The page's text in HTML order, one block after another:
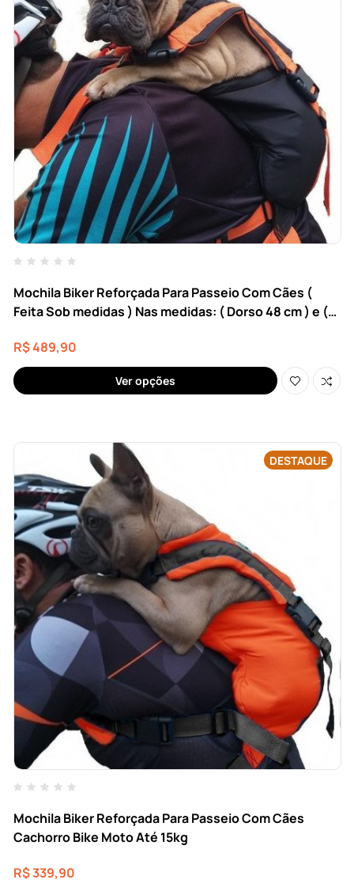
Mochila Biker Reforçada Para Passeio Com Cães (
Feita Sob medidas ) Nas medidas: ( Dorso 48 cm ) e (
R$489,90
Ver opções
DESTAQUE
Mochila Biker Reforçada Para Passeio Com Cães
Cachorro Bike Moto Até 15kg
R$339,90